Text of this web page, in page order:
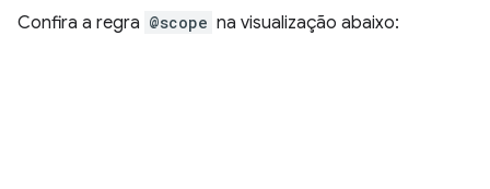
Confira a regra @scope na visualização abaixo: